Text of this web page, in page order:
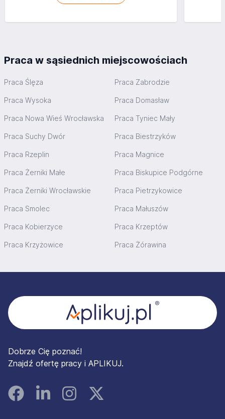
Praca w sąsiednich miejscowościach
Praca Ślęza Praca Zabrodzie
Praca Wysoka Praca Domasław
Praca Nowa Wieś Wrocławska Praca Tyniec Mały
Praca Suchy Dwór Praca Biestrzyków
Praca Rzeplin Praca Magnice
Praca Żerniki Małe Praca Biskupice Podgórne
Praca Żerniki Wrocławskie Praca Pietrzykowice
Praca Smolec Praca Małuszów
Praca Kobierzyce Praca Krzeptów
Praca Krzyżowice Praca Żórawina
Dobrze Cię poznać!
Znajdź ofertę pracy i APLIKUJ.
FacebookLinked InInstagramInstagram